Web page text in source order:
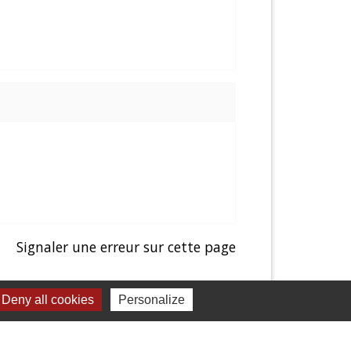
Signaler une erreur sur cette page
Deny all cookies Personalize